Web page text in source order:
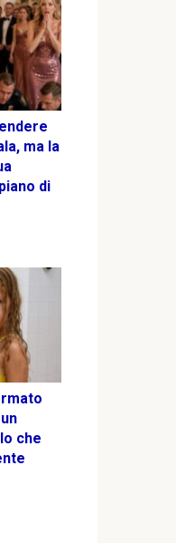
ma la
di
che